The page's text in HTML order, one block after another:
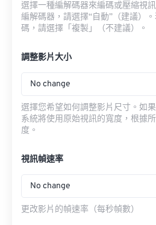
選擇一種編解碼器來編碼或壓縮視
編解碼器，請選擇“自動”（建議）
碼，請選擇「複製」（不建議）。
調整影片大小
No change
選擇您希望如何調整影片尺寸。如
系統將使用原始視訊的寬度，根據
度。
視訊幀速率
No change
更改影片的幀速率（每秒幀數）